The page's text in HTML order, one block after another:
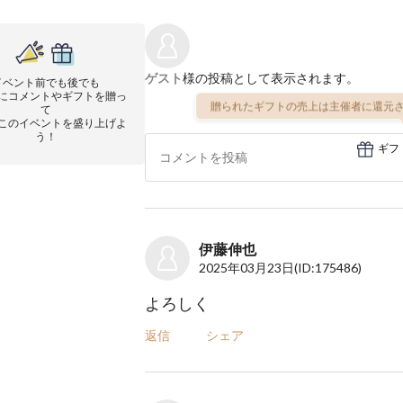
ベント前でも後でも
コメントやギフトを贈っ
て
のイベントを盛り上げよ
う！
ゲスト様の投稿として表示されます。
贈られたギフトの売上は主催者に還元
ギフ
伊藤伸也
2025年03月23日(ID:175486)
よろしく
返信 シェア